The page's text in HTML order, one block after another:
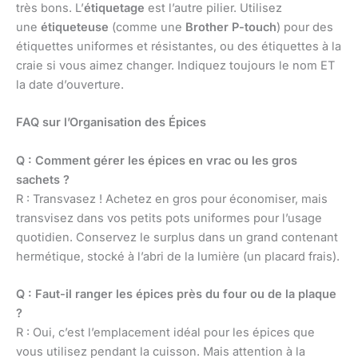
très bons. L’étiquetage est l’autre pilier. Utilisez
une étiqueteuse (comme une Brother P-touch) pour des
étiquettes uniformes et résistantes, ou des étiquettes à la
craie si vous aimez changer. Indiquez toujours le nom ET
la date d’ouverture.
FAQ sur l’Organisation des Épices
Q : Comment gérer les épices en vrac ou les gros
sachets ?
R : Transvasez ! Achetez en gros pour économiser, mais
transvisez dans vos petits pots uniformes pour l’usage
quotidien. Conservez le surplus dans un grand contenant
hermétique, stocké à l’abri de la lumière (un placard frais).
Q : Faut-il ranger les épices près du four ou de la plaque
?
R : Oui, c’est l’emplacement idéal pour les épices que
vous utilisez pendant la cuisson. Mais attention à la